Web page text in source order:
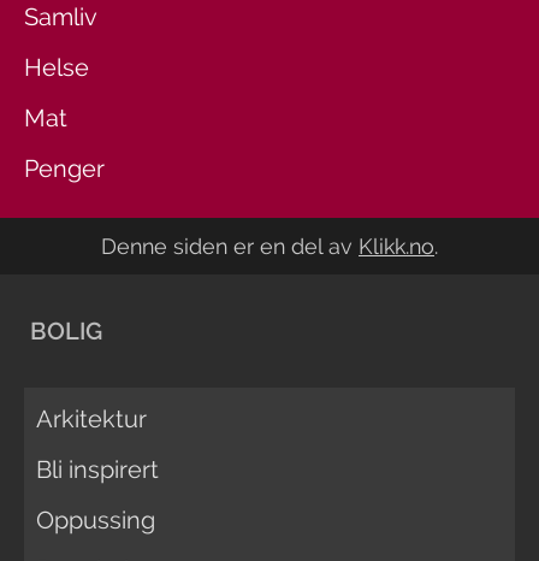
Samliv
Helse
Mat
Penger
Denne siden er en del av Klikk.no.
BOLIG
Arkitektur
Bli inspirert
Oppussing